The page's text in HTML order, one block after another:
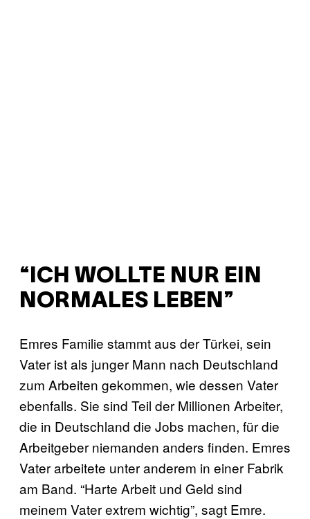
“ICH WOLLTE NUR EIN
NORMALES LEBEN”
Emres Familie stammt aus der Türkei, sein
Vater ist als junger Mann nach Deutschland
zum Arbeiten gekommen, wie dessen Vater
ebenfalls. Sie sind Teil der Millionen Arbeiter,
die in Deutschland die Jobs machen, für die
Arbeitgeber niemanden anders finden. Emres
Vater arbeitete unter anderem in einer Fabrik
am Band. “Harte Arbeit und Geld sind
meinem Vater extrem wichtig”, sagt Emre.